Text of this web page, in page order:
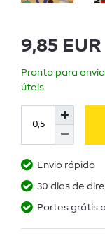
9,85 EUR
Pronto para
úteis
Envio rápido
30 dias de
Portes grátis